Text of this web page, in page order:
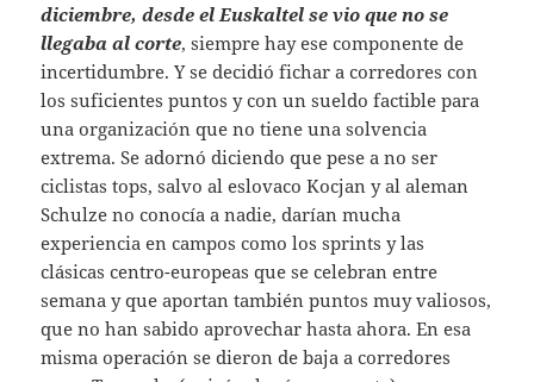
diciembre, desde el Euskaltel se vio que no se
llegaba al corte, siempre hay ese componente de
incertidumbre. Y se decidió fichar a corredores con
los suficientes puntos y con un sueldo factible para
una organización que no tiene una solvencia
extrema. Se adornó diciendo que pese a no ser
ciclistas tops, salvo al eslovaco Kocjan y al aleman
Schulze no conocía a nadie, darían mucha
experiencia en campos como los sprints y las
clásicas centro-europeas que se celebran entre
semana y que aportan también puntos muy valiosos,
que no han sabido aprovechar hasta ahora. En esa
misma operación se dieron de baja a corredores